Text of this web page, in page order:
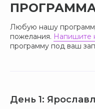
Любую нашу
пожелания. Напишите
программу под ваш
День 1: